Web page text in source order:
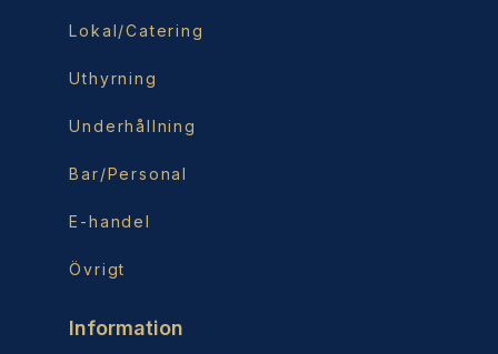
Lokal/Catering
Uthyrning
Underhållning
Bar/Personal
E-handel
Övrigt
Information